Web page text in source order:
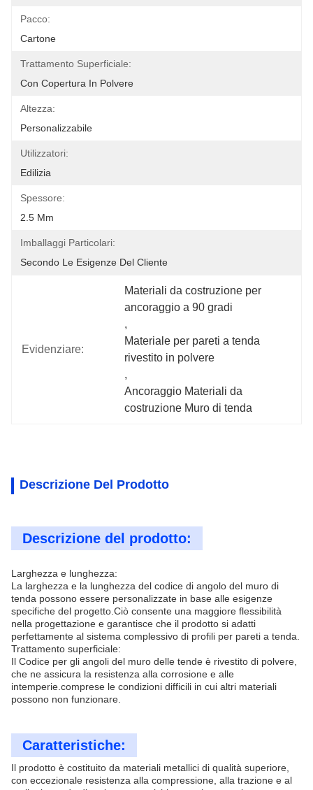
Pacco:
Cartone
Trattamento Superficiale:
Con Copertura In Polvere
Altezza:
Personalizzabile
Utilizzatori:
Edilizia
Spessore:
2.5 Mm
Imballaggi Particolari:
Secondo Le Esigenze Del Cliente
Evidenziare:
Materiali da costruzione per
ancoraggio a 90 gradi
,
Materiale per pareti a tenda
rivestito in polvere
,
Ancoraggio Materiali da
costruzione Muro di tenda
Descrizione Del Prodotto
Descrizione del prodotto:
Larghezza e lunghezza:
La larghezza e la lunghezza del codice di angolo del muro di
tenda possono essere personalizzate in base alle esigenze
specifiche del progetto.Ciò consente una maggiore flessibilità
nella progettazione e garantisce che il prodotto si adatti
perfettamente al sistema complessivo di profili per pareti a tenda.
Trattamento superficiale:
Il Codice per gli angoli del muro delle tende è rivestito di polvere,
che ne assicura la resistenza alla corrosione e alle
intemperie.comprese le condizioni difficili in cui altri materiali
possono non funzionare.
Caratteristiche:
Il prodotto è costituito da materiali metallici di qualità superiore,
con eccezionale resistenza alla compressione, alla trazione e al